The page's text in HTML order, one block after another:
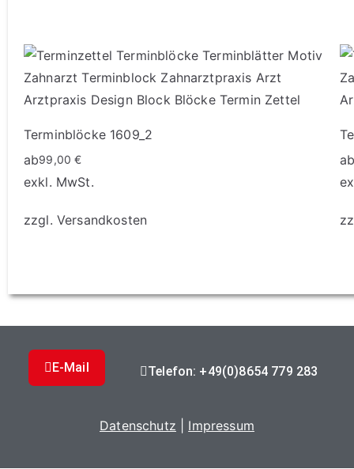
Terminblöcke 1609_2
ab99,00€
exkl. MwSt.
zzgl. Versandkosten
E-Mail Telefon: +49(0)8654 779 283
Datenschutz Impressum